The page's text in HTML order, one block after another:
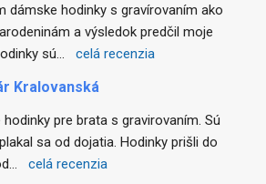
dámske hodinky s gravírovaním ako
a výsledok predčil moje
sú
celá recenzia
Kralovanská
hodinky pre brata s gravirovaním. Sú
sa od dojatia. Hodinky prišli do
celá recenzia